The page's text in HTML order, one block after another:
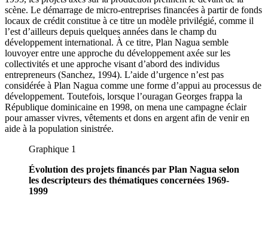
scène. Le démarrage de micro-entreprises financées à partir de fonds
locaux de crédit constitue à ce titre un modèle privilégié, comme il
l’est d’ailleurs depuis quelques années dans le champ du
développement international. À ce titre, Plan Nagua semble
louvoyer entre une approche du développement axée sur les
collectivités et une approche visant d’abord des individus
entrepreneurs (Sanchez, 1994). L’aide d’urgence n’est pas
considérée à Plan Nagua comme une forme d’appui au processus de
développement. Toutefois, lorsque l’ouragan Georges frappa la
République dominicaine en 1998, on mena une campagne éclair
pour amasser vivres, vêtements et dons en argent afin de venir en
aide à la population sinistrée.
Graphique 1
Évolution des projets financés par Plan Nagua selon
les descripteurs des thématiques concernées 1969-
1999